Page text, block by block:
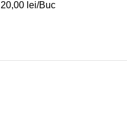
20,00 lei/Buc